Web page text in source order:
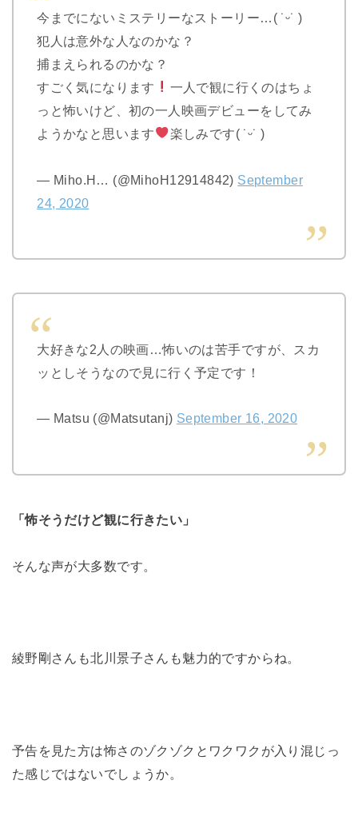
今までにないミステリーなストーリー…( ˙ᵕ˙ )
犯人は意外な人なのかな？
捕まえられるのかな？
すごく気になります
一人で観に行くのはちょ
っと怖いけど、初の一人映画デビューをしてみ
ようかなと思います
楽しみです( ˙ᵕ˙ )
— Miho.H… (@MihoH12914842) September
24, 2020
大好きな2人の映画…怖いのは苦手ですが、スカ
ッとしそうなので見に行く予定です！
— Matsu (@Matsutanj) September 16, 2020
「怖そうだけど観に行きたい」
そんな声が大多数です。
綾野剛さんも北川景子さんも魅力的ですからね。
予告を見た方は怖さのゾクゾクとワクワクが入り混じっ
た感じではないでしょうか。